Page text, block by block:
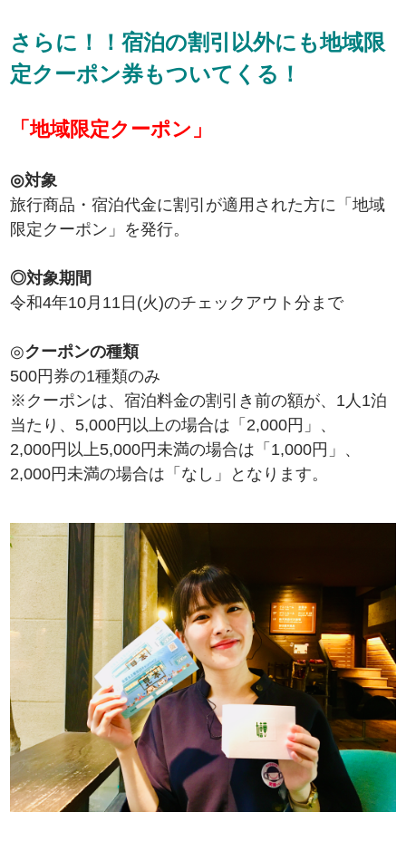
さらに！！宿泊の割引以外にも地域限
定クーポン券もついてくる！
「地域限定クーポン」
◎対象
旅行商品・宿泊代金に割引が適用された方に「地域
限定クーポン」を発行。
◎対象期間
令和4年10月11日(火)のチェックアウト分まで
◎クーポンの種類
500円券の1種類のみ
※クーポンは、宿泊料金の割引き前の額が、1人1泊
当たり、5,000円以上の場合は「2,000円」、
2,000円以上5,000円未満の場合は「1,000円」、
2,000円未満の場合は「なし」となります。